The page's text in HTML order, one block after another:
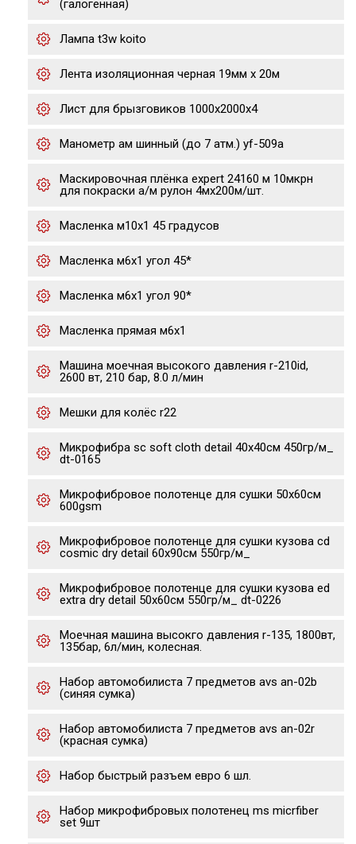
(галогенная)
Лампа t3w koito
Лента изоляционная черная 19мм х 20м
Лист для брызговиков 1000х2000х4
Манометр ам шинный (до 7 атм.) yf-509a
Маскировочная плёнка expert 24160 м 10мкрн
для покраски а/м рулон 4мх200м/шт.
Масленка м10х1 45 градусов
Масленка м6х1 угол 45*
Масленка м6х1 угол 90*
Масленка прямая м6х1
Машина моечная высокого давления r-210id,
2600 вт, 210 бар, 8.0 л/мин
Мешки для колёс r22
Микрофибра sc soft cloth detail 40х40см 450гр/м_
dt-0165
Микрофибровое полотенце для сушки 50x60см
600gsm
Микрофибровое полотенце для сушки кузова cd
cosmic dry detail 60х90см 550гр/м_
Микрофибровое полотенце для сушки кузова ed
extra dry detail 50х60см 550гр/м_ dt-0226
Моечная машина высокго давления r-135, 1800вт,
135бар, 6л/мин, колесная.
Набор автомобилиста 7 предметов avs an-02b
(синяя сумка)
Набор автомобилиста 7 предметов avs an-02r
(красная сумка)
Набор быстрый разъем евро 6 шл.
Набор микрофибровых полотенец ms micrfiber
set 9шт